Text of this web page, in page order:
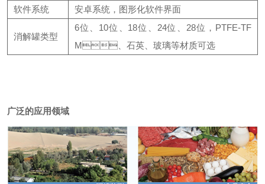
软件系统
安卓系统，图形化软件界面
消解罐类型
6位、10位、18位、24位、28位，PTFE-TF
M、石英、玻璃等材质可选
广泛的应用领域